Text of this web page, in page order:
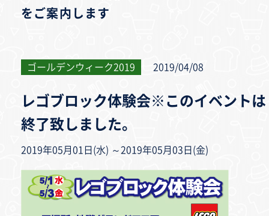
をご案内します
ゴールデンウィーク2019 2019/04/08
レゴブロック体験会※このイベントは
終了致しました。
2019年05月01日(水) ～2019年05月03日(金)